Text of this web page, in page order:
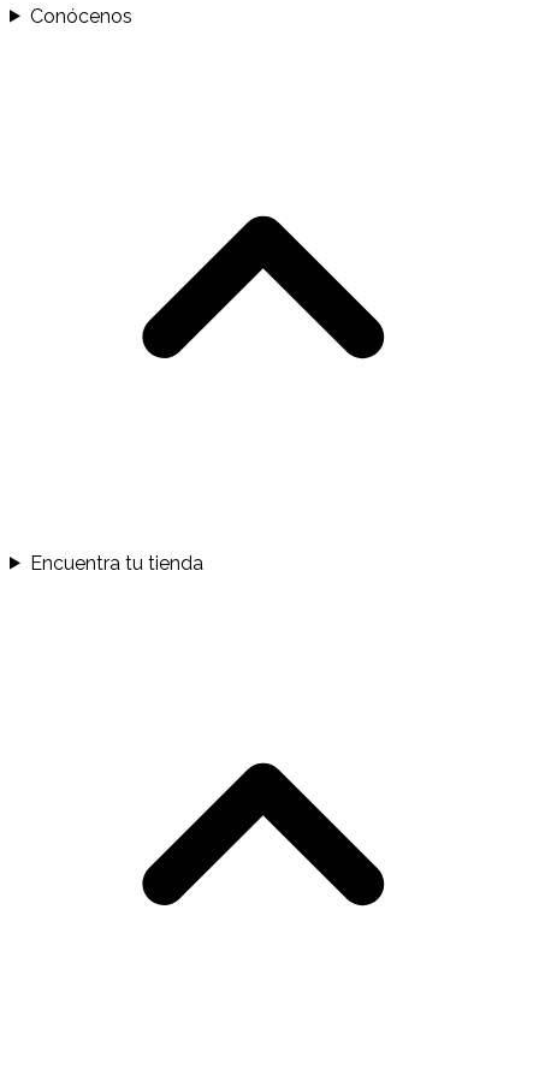
Conócenos
Encuentra tu tienda